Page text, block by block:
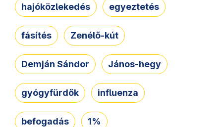
hajóközlekedés egyeztetés
fásítés Zenélő-kút
Demján Sándor János-hegy
gyógyfürdők influenza
befogadás 1%